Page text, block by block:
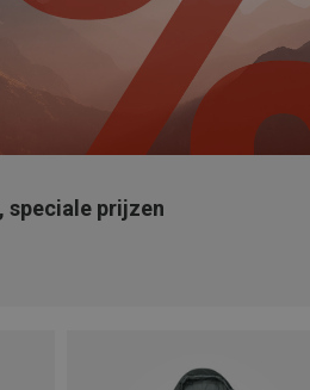
speciale prijzen